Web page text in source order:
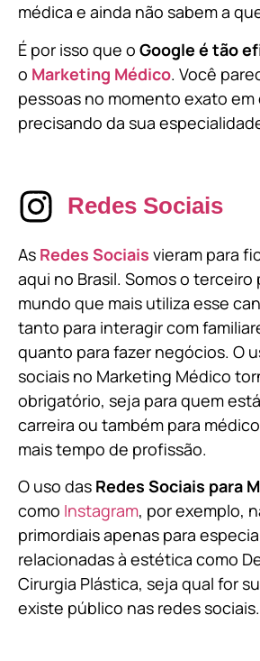
médica e ainda não sabem a
É por isso que o Google é tão
o Marketing Médico. Você
pessoas no momento exato
precisando da sua
Redes Sociais
As Redes Sociais vieram para
aqui no Brasil. Somos o terceiro
mundo que mais utiliza esse
tanto para interagir com
quanto para fazer negócios. O
sociais no Marketing Médico
obrigatório, seja para quem
carreira ou também para
mais tempo de profissão.
O uso das Redes Sociais para
como Instagram, por exemplo,
primordiais apenas para
relacionadas à estética como
Cirurgia Plástica, seja qual for
existe público nas redes sociais.